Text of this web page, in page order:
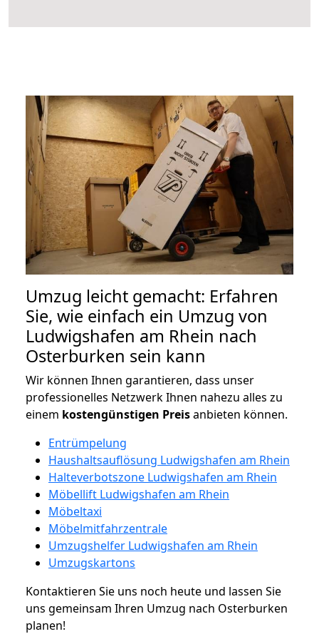
Umzug leicht gemacht: Erfahren
Sie, wie einfach ein Umzug von
Ludwigshafen am Rhein nach
Osterburken sein kann
Wir können Ihnen garantieren, dass unser
professionelles Netzwerk Ihnen nahezu alles zu
einem kostengünstigen Preisanbieten können.
Entrümpelung
Haushaltsauflösung Ludwigshafen am Rhein
Halteverbotszone Ludwigshafen am Rhein
Möbellift Ludwigshafen am Rhein
Möbeltaxi
Möbelmitfahrzentrale
Umzugshelfer Ludwigshafen am Rhein
Umzugskartons
Kontaktieren Sie uns noch heute und lassen Sie
uns gemeinsam Ihren Umzug nach Osterburken
planen!